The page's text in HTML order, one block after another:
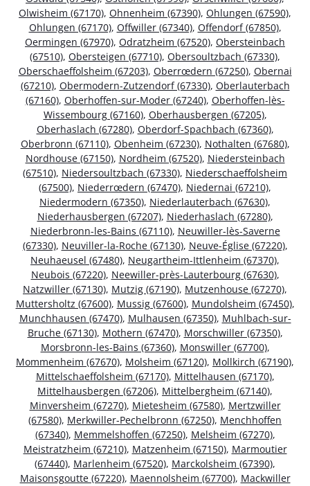
Olwisheim (67170), Ohnenheim (67390), Ohlungen (67590),
Ohlungen (67170), Offwiller (67340), Offendorf (67850),
Oermingen (67970), Odratzheim (67520), Obersteinbach
(67510), Obersteigen (67710), Obersoultzbach (67330),
Oberschaeffolsheim (67203), Oberrœdern (67250), Obernai
(67210), Obermodern-Zutzendorf (67330), Oberlauterbach
(67160), Oberhoffen-sur-Moder (67240), Oberhoffen-lès-
Wissembourg (67160), Oberhausbergen (67205),
Oberhaslach (67280), Oberdorf-Spachbach (67360),
Oberbronn (67110), Obenheim (67230), Nothalten (67680),
Nordhouse (67150), Nordheim (67520), Niedersteinbach
(67510), Niedersoultzbach (67330), Niederschaeffolsheim
(67500), Niederrœdern (67470), Niedernai (67210),
Niedermodern (67350), Niederlauterbach (67630),
Niederhausbergen (67207), Niederhaslach (67280),
Niederbronn-les-Bains (67110), Neuwiller-lès-Saverne
(67330), Neuviller-la-Roche (67130), Neuve-Église (67220),
Neuhaeusel (67480), Neugartheim-Ittlenheim (67370),
Neubois (67220), Neewiller-près-Lauterbourg (67630),
Natzwiller (67130), Mutzig (67190), Mutzenhouse (67270),
Muttersholtz (67600), Mussig (67600), Mundolsheim (67450),
Munchhausen (67470), Mulhausen (67350), Muhlbach-sur-
Bruche (67130), Mothern (67470), Morschwiller (67350),
Morsbronn-les-Bains (67360), Monswiller (67700),
Mommenheim (67670), Molsheim (67120), Mollkirch (67190),
Mittelschaeffolsheim (67170), Mittelhausen (67170),
Mittelhausbergen (67206), Mittelbergheim (67140),
Minversheim (67270), Mietesheim (67580), Mertzwiller
(67580), Merkwiller-Pechelbronn (67250), Menchhoffen
(67340), Memmelshoffen (67250), Melsheim (67270),
Meistratzheim (67210), Matzenheim (67150), Marmoutier
(67440), Marlenheim (67520), Marckolsheim (67390),
Maisonsgoutte (67220), Maennolsheim (67700), Mackwiller